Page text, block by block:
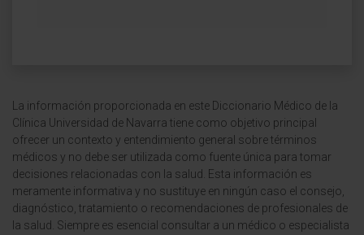
La información proporcionada en este Diccionario Médico de la
Clínica Universidad de Navarra tiene como objetivo principal
ofrecer un contexto y entendimiento general sobre términos
médicos y no debe ser utilizada como fuente única para tomar
decisiones relacionadas con la salud. Esta información es
meramente informativa y no sustituye en ningún caso el consejo,
diagnóstico, tratamiento o recomendaciones de profesionales de
la salud. Siempre es esencial consultar a un médico o especialista